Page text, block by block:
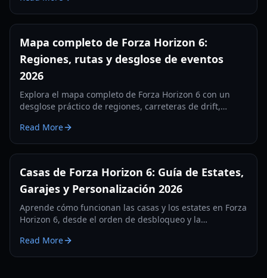
Mapa completo de Forza Horizon 6:
Regiones, rutas y desglose de eventos
2026
Explora el mapa completo de Forza Horizon 6 con un
desglose práctico de regiones, carreteras de drift,
2026.
Read More
Casas de Forza Horizon 6: Guía de Estates,
Garajes y Personalización 2026
Aprende cómo funcionan las casas y los estates en Forza
Horizon 6, desde el orden de desbloqueo y la
créditos, funciones sociales y una progresión inteligente
en el juego temprano.
Read More